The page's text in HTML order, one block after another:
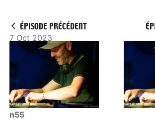
ÉPISODE PRÉCÉDENT
7 Oct 2023
n55